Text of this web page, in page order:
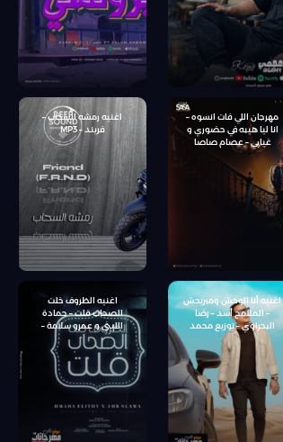
مهرجان اللي فات انسوه –
انا ليا هيبه في حضوري و
غيابي – عصام صاصا
الكروان – كلمات محمود
سوستا – توزيع كيمو الديب
اغنيه رمشه السحاب –
فريند – MP3
اغنيه أنا الوحش ومبريحش
– الملامح أسد – رضا
البحراوي – توزيع محمد
حريقة
اغنيه الظروف خلت
الصحاب قلت – حمادة
الليثى و عمرو سلامة –
توزيع شيتدي وخليل